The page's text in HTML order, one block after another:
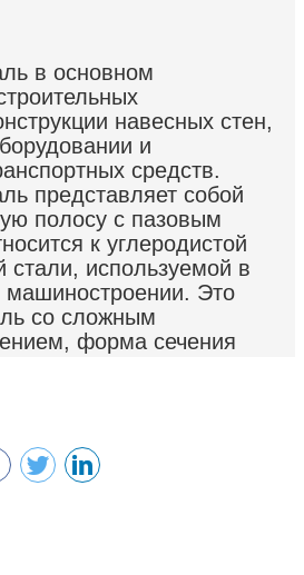
в основном
навесных стен,
и
средств.
представляет собой
полосу с пазовым
к углеродистой
стали, используемой в
машиностроении. Это
со сложным
форма сечения